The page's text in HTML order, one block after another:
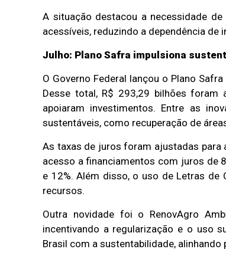
A situação destacou a necessidade
acessíveis, reduzindo a dependência
Julho: Plano Safra impulsiona
O Governo Federal lançou o Plano
Desse total, R$ 293,29 bilhões foram
apoiaram investimentos. Entre as
sustentáveis, como recuperação de
As taxas de juros foram ajustadas para
acesso a financiamentos com juros de
e 12%. Além disso, o uso de Letras
recursos.
Outra novidade foi o RenovAgro
incentivando a regularização e o uso
Brasil com a sustentabilidade, alinhando